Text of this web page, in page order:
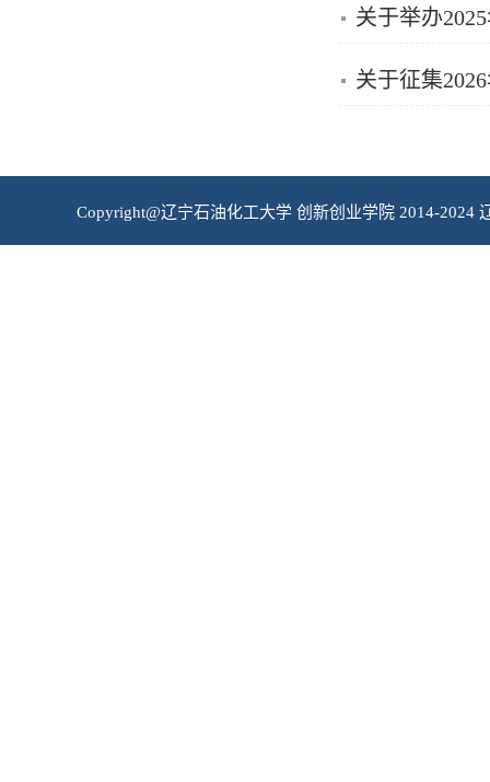
关于举办
关于征集
Copyright@辽宁石油化工大学 创新创业学院 2014-2024